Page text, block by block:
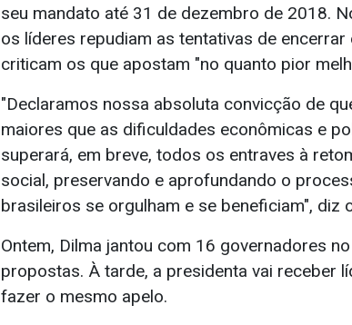
seu mandato até 31 de dezembro de 2018.
os líderes repudiam as tentativas de
criticam os que apostam "no quanto pior
"Declaramos nossa absoluta convicção de
maiores que as dificuldades econômicas e
superará, em breve, todos os entraves à
social, preservando e aprofundando o
brasileiros se orgulham e se beneficiam", diz
Ontem, Dilma jantou com 16 governadores
propostas. À tarde, a presidenta vai receber
fazer o mesmo apelo.